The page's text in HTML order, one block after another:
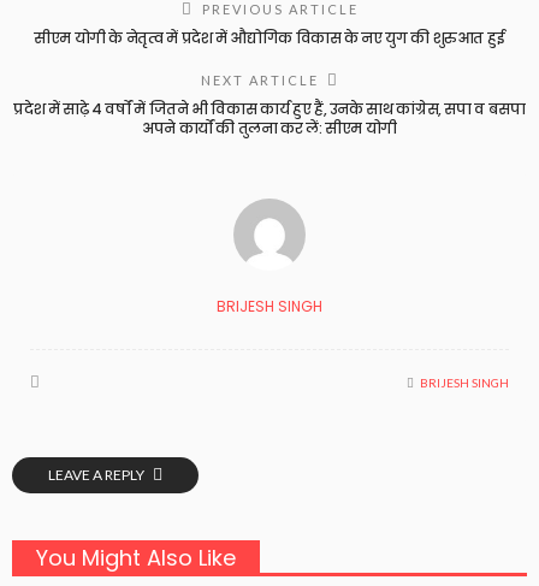
PREVIOUS ARTICLE
सीएम योगी के नेतृत्व में प्रदेश में औद्योगिक विकास के नए युग की शुरुआत हुई
NEXT ARTICLE
प्रदेश में साढ़े 4 वर्षों में जितने भी विकास कार्य हुए हैं, उनके साथ कांग्रेस, सपा व बसपा
अपने कार्यों की तुलना कर लें: सीएम योगी
BRIJESH SINGH
BRIJESH SINGH
LEAVE A REPLY
You Might Also Like